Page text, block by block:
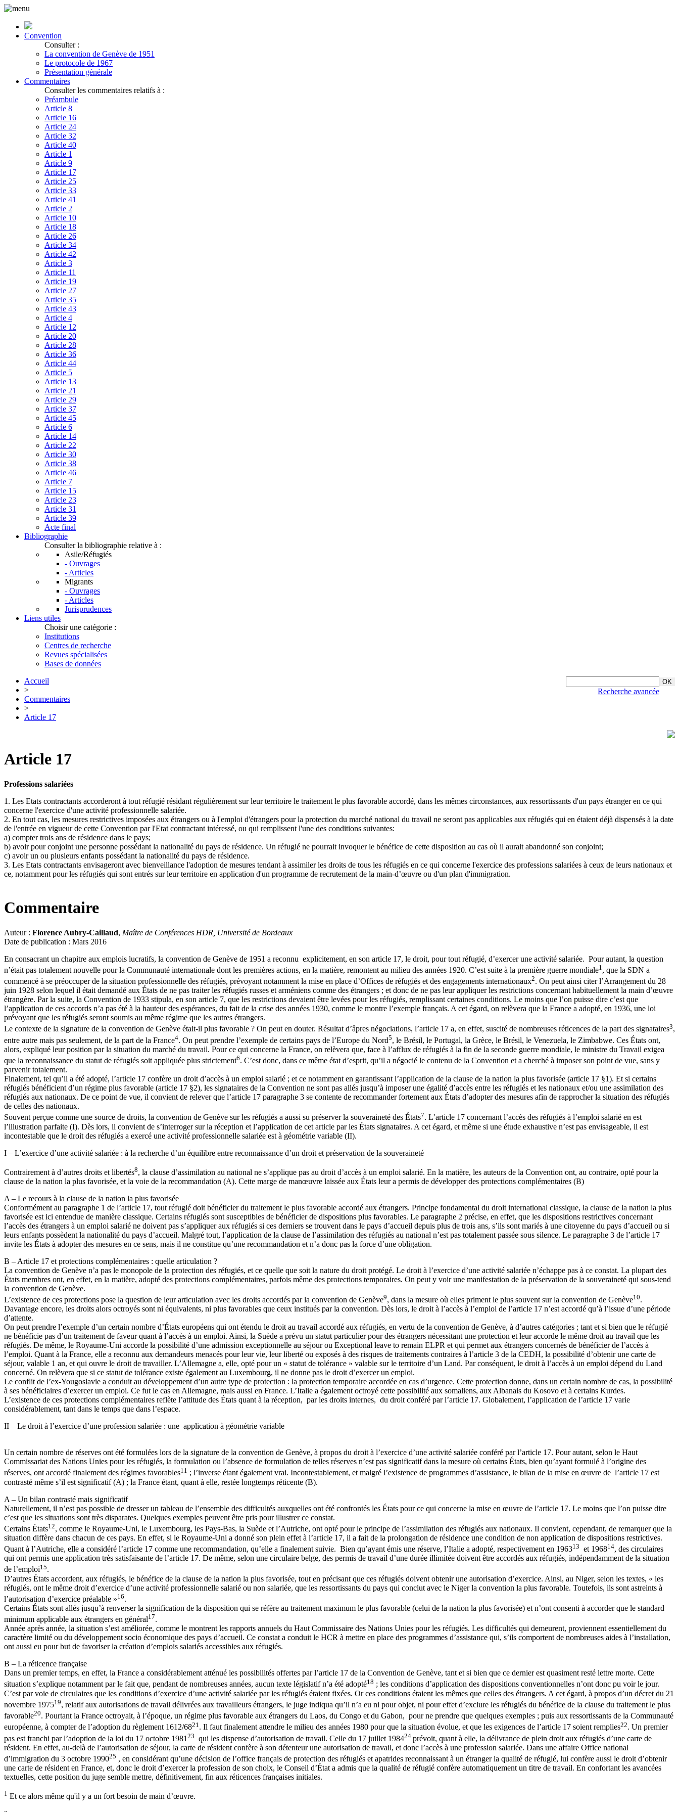
Convention
Consulter :
La convention de Genève de 1951
Le protocole de 1967
Présentation générale
Commentaires
Consulter les commentaires relatifs à :
Préambule
Article 8
Article 16
Article 24
Article 32
Article 40
Article 1
Article 9
Article 17
Article 25
Article 33
Article 41
Article 2
Article 10
Article 18
Article 26
Article 34
Article 42
Article 3
Article 11
Article 19
Article 27
Article 35
Article 43
Article 4
Article 12
Article 20
Article 28
Article 36
Article 44
Article 5
Article 13
Article 21
Article 29
Article 37
Article 45
Article 6
Article 14
Article 22
Article 30
Article 38
Article 46
Article 7
Article 15
Article 23
Article 31
Article 39
Acte final
Bibliographie
Consulter la bibliographie relative à :
Asile/Réfugiés
- Ouvrages
- Articles
Migrants
- Ouvrages
- Articles
Jurisprudences
Liens utiles
Choisir une catégorie :
Institutions
Centres de recherche
Revues spécialisées
Bases de données
Recherche avancée
Accueil
>
Commentaires
>
Article 17
Article 17
Professions salariées
1. Les Etats contractants accorderont à tout réfugié résidant régulièrement sur leur territoire le traitement le plus favorable accordé, dans les mêmes circonstances, aux ressortissants d'un pays étranger en ce qui
concerne l'exercice d'une activité professionnelle salariée.
2. En tout cas, les mesures restrictives imposées aux étrangers ou à l'emploi d'étrangers pour la protection du marché national du travail ne seront pas applicables aux réfugiés qui en étaient déjà dispensés à la date
de l'entrée en vigueur de cette Convention par l'Etat contractant intéressé, ou qui remplissent l'une des conditions suivantes:
a) compter trois ans de résidence dans le pays;
b) avoir pour conjoint une personne possédant la nationalité du pays de résidence. Un réfugié ne pourrait invoquer le bénéfice de cette disposition au cas où il aurait abandonné son conjoint;
c) avoir un ou plusieurs enfants possédant la nationalité du pays de résidence.
3. Les Etats contractants envisageront avec bienveillance l'adoption de mesures tendant à assimiler les droits de tous les réfugiés en ce qui concerne l'exercice des professions salariées à ceux de leurs nationaux et
ce, notamment pour les réfugiés qui sont entrés sur leur territoire en application d'un programme de recrutement de la main-d’œuvre ou d'un plan d'immigration.
Commentaire
Auteur : Florence Aubry-Caillaud, Maître de Conférences HDR, Université de Bordeaux
Date de publication : Mars 2016
En consacrant un chapitre aux emplois lucratifs, la convention de Genève de 1951 a reconnu explicitement, en son article 17, le droit, pour tout réfugié, d’exercer une activité salariée. Pour autant, la question
n’était pas totalement nouvelle pour la Communauté internationale dont les premières actions, en la matière, remontent au milieu des années 1920. C’est suite à la première guerre mondiale1 , que la SDN a
commencé à se préoccuper de la situation professionnelle des réfugiés, prévoyant notamment la mise en place d’Offices de réfugiés et des engagements internationaux2. On peut ainsi citer l’Arrangement du 28
juin 1928 selon lequel il était demandé aux États de ne pas traiter les réfugiés russes et arméniens comme des étrangers ; et donc de ne pas leur appliquer les restrictions concernant habituellement la main d’œuvre
étrangère. Par la suite, la Convention de 1933 stipula, en son article 7, que les restrictions devaient être levées pour les réfugiés, remplissant certaines conditions. Le moins que l’on puisse dire c’est que
l’application de ces accords n’a pas été à la hauteur des espérances, du fait de la crise des années 1930, comme le montre l’exemple français. A cet égard, on relèvera que la France a adopté, en 1936, une loi
prévoyant que les réfugiés seront soumis au même régime que les autres étrangers.
Le contexte de la signature de la convention de Genève était-il plus favorable ? On peut en douter. Résultat d’âpres négociations, l’article 17 a, en effet, suscité de nombreuses réticences de la part des signataires3,
entre autre mais pas seulement, de la part de la France4. On peut prendre l’exemple de certains pays de l’Europe du Nord5, le Brésil, le Portugal, la Grèce, le Brésil, le Venezuela, le Zimbabwe. Ces États ont,
alors, expliqué leur position par la situation du marché du travail. Pour ce qui concerne la France, on relèvera que, face à l’afflux de réfugiés à la fin de la seconde guerre mondiale, le ministre du Travail exigea
que la reconnaissance du statut de réfugiés soit appliquée plus strictement6. C’est donc, dans ce même état d’esprit, qu’il a négocié le contenu de la Convention et a cherché à imposer son point de vue, sans y
parvenir totalement.
Finalement, tel qu’il a été adopté, l’article 17 confère un droit d’accès à un emploi salarié ; et ce notamment en garantissant l’application de la clause de la nation la plus favorisée (article 17 §1). Et si certains
réfugiés bénéficient d’un régime plus favorable (article 17 §2), les signataires de la Convention ne sont pas allés jusqu’à imposer une égalité d’accès entre les réfugiés et les nationaux et/ou une assimilation des
réfugiés aux nationaux. De ce point de vue, il convient de relever que l’article 17 paragraphe 3 se contente de recommander fortement aux États d’adopter des mesures afin de rapprocher la situation des réfugiés
de celles des nationaux.
Souvent perçue comme une source de droits, la convention de Genève sur les réfugiés a aussi su préserver la souveraineté des États7. L’article 17 concernant l’accès des réfugiés à l’emploi salarié en est
l’illustration parfaite (I). Dès lors, il convient de s’interroger sur la réception et l’application de cet article par les États signataires. A cet égard, et même si une étude exhaustive n’est pas envisageable, il est
incontestable que le droit des réfugiés a exercé une activité professionnelle salariée est à géométrie variable (II).
I – L’exercice d’une activité salariée : à la recherche d’un équilibre entre reconnaissance d’un droit et préservation de la souveraineté
Contrairement à d’autres droits et libertés8, la clause d’assimilation au national ne s’applique pas au droit d’accès à un emploi salarié. En la matière, les auteurs de la Convention ont, au contraire, opté pour la
clause de la nation la plus favorisée, et la voie de la recommandation (A). Cette marge de manœuvre laissée aux États leur a permis de développer des protections complémentaires (B)
A – Le recours à la clause de la nation la plus favorisée
Conformément au paragraphe 1 de l’article 17, tout réfugié doit bénéficier du traitement le plus favorable accordé aux étrangers. Principe fondamental du droit international classique, la clause de la nation la plus
favorisée est ici entendue de manière classique. Certains réfugiés sont susceptibles de bénéficier de dispositions plus favorables. Le paragraphe 2 précise, en effet, que les dispositions restrictives concernant
l’accès des étrangers à un emploi salarié ne doivent pas s’appliquer aux réfugiés si ces derniers se trouvent dans le pays d’accueil depuis plus de trois ans, s’ils sont mariés à une citoyenne du pays d’accueil ou si
leurs enfants pos­sèdent la nationalité du pays d’accueil. Malgré tout, l’application de la clause de l’assimilation des réfugiés au national n’est pas totalement passée sous silence. Le paragraphe 3 de l’article 17
invite les États à adopter des mesures en ce sens, mais il ne constitue qu’une recommandation et n’a donc pas la force d’une obligation.
B – Article 17 et protections complémentaires : quelle articulation ?
La convention de Genève n’a pas le monopole de la protection des réfugiés, et ce quelle que soit la nature du droit protégé. Le droit à l’exercice d’une activité salariée n’échappe pas à ce constat. La plupart des
États membres ont, en effet, en la matière, adopté des protections complémentaires, parfois même des protections temporaires. On peut y voir une manifestation de la préservation de la souveraineté qui sous-tend
la convention de Genève.
L’existence de ces protections pose la question de leur articulation avec les droits accordés par la convention de Genève9, dans la mesure où elles priment le plus souvent sur la convention de Genève10.
Davantage encore, les droits alors octroyés sont ni équivalents, ni plus favorables que ceux institués par la convention. Dès lors, le droit à l’accès à l’emploi de l’article 17 n’est accordé qu’à l’issue d’une période
d’attente.
On peut prendre l’exemple d’un certain nombre d’États européens qui ont étendu le droit au travail accordé aux réfugiés, en vertu de la convention de Genève, à d’autres catégories ; tant et si bien que le réfugié
ne bénéficie pas d’un traitement de faveur quant à l’accès à un emploi. Ainsi, la Suède a prévu un statut particulier pour des étrangers nécessitant une protection et leur accorde le même droit au travail que les
réfugiés. De même, le Royaume-Uni accorde la possibilité d’une admission exceptionnelle au séjour ou Exceptional leave to remain ELPR et qui permet aux étrangers concernés de bénéficier de l’accès à
l’emploi. Quant à la France, elle a reconnu aux demandeurs menacés pour leur vie, leur liberté ou exposés à des risques de traitements contraires à l’article 3 de la CEDH, la possibilité d’obtenir une carte de
séjour, valable 1 an, et qui ouvre le droit de travailler. L’Allemagne a, elle, opté pour un « statut de tolérance » valable sur le territoire d’un Land. Par conséquent, le droit à l’accès à un emploi dépend du Land
concerné. On relèvera que si ce statut de tolérance existe également au Luxembourg, il ne donne pas le droit d’exercer un emploi.
Le conflit de l’ex-Yougoslavie a conduit au développement d’un autre type de protection : la protection temporaire accordée en cas d’urgence. Cette protection donne, dans un certain nombre de cas, la possibilité
à ses bénéficiaires d’exercer un emploi. Ce fut le cas en Allemagne, mais aussi en France. L’Italie a également octroyé cette possibilité aux somaliens, aux Albanais du Kosovo et à certains Kurdes.
L’existence de ces protections complémentaires reflète l’attitude des États quant à la réception, par les droits internes, du droit conféré par l’article 17. Globalement, l’application de l’article 17 varie
considérablement, tant dans le temps que dans l’espace.
II – Le droit à l’exercice d’une profession salariée : une application à géométrie variable
Un certain nombre de réserves ont été formulées lors de la signature de la convention de Genève, à propos du droit à l’exercice d’une activité salariée conféré par l’article 17. Pour autant, selon le Haut
Commissariat des Nations Unies pour les réfugiés, la formulation ou l’absence de formulation de telles réserves n’est pas significatif dans la mesure où certains États, bien qu’ayant formulé à l’origine des
réserves, ont accordé finalement des régimes favorables11 ; l’inverse étant également vrai. Incontestablement, et malgré l’existence de programmes d’assistance, le bilan de la mise en œuvre de l’article 17 est
contrasté même s’il est significatif (A) ; la France étant, quant à elle, restée longtemps réticente (B).
A – Un bilan contrasté mais significatif
Naturellement, il n’est pas possible de dresser un tableau de l’ensemble des difficultés auxquelles ont été confrontés les États pour ce qui concerne la mise en œuvre de l’article 17. Le moins que l’on puisse dire
c’est que les situations sont très disparates. Quelques exemples peuvent être pris pour illustrer ce constat.
Certains États12, comme le Royaume-Uni, le Luxembourg, les Pays-Bas, la Suède et l’Autriche, ont opté pour le principe de l’assimilation des réfugiés aux nationaux. Il convient, cependant, de remarquer que la
situation diffère dans chacun de ces pays. En effet, si le Royaume-Uni a donné son plein effet à l’article 17, il a fait de la prolongation de résidence une condition de non application de dispositions restrictives.
Quant à l’Autriche, elle a considéré l’article 17 comme une recommandation, qu’elle a finalement suivie. Bien qu’ayant émis une réserve, l’Italie a adopté, respectivement en 196313 et 196814, des circulaires
qui ont permis une application très satisfaisante de l’article 17. De même, selon une circulaire belge, des permis de travail d’une durée illimitée doivent être accordés aux réfugiés, indépendamment de la situation
de l’emploi15.
D’autres États accordent, aux réfugiés, le bénéfice de la clause de la nation la plus favorisée, tout en précisant que ces réfugiés doivent obtenir une autorisation d’exercice. Ainsi, au Niger, selon les textes, « les
réfugiés, ont le même droit d’exercice d’une activité professionnelle salarié ou non salariée, que les ressortissants du pays qui conclut avec le Niger la convention la plus favorable. Toutefois, ils sont astreints à
l’autorisation d’exercice préalable »16.
Certains États sont allés jusqu’à renverser la signification de la disposition qui se réfère au traitement maximum le plus favorable (celui de la nation la plus favorisée) et n’ont consenti à accorder que le standard
minimum applicable aux étrangers en général17.
Année après année, la situation s’est améliorée, comme le montrent les rapports annuels du Haut Commissaire des Nations Unies pour les réfugiés. Les difficultés qui demeurent, proviennent essentiellement du
caractère limité ou du développement socio économique des pays d’accueil. Ce constat a conduit le HCR à mettre en place des programmes d’assistance qui, s’ils comportent de nombreuses aides à l’installation,
ont aussi eu pour but de favoriser la création d’emplois salariés accessibles aux réfugiés.
B – La réticence française
Dans un premier temps, en effet, la France a considérablement atténué les possibilités offertes par l’article 17 de la Convention de Genève, tant et si bien que ce dernier est quasiment resté lettre morte. Cette
situation s’explique notamment par le fait que, pendant de nombreuses années, aucun texte législatif n’a été adopté18 ; les conditions d’application des dispositions conventionnelles n’ont donc pu voir le jour.
C’est par voie de circulaires que les conditions d’exercice d’une activité salariée par les réfugiés étaient fixées. Or ces conditions étaient les mêmes que celles des étrangers. A cet égard, à propos d’un décret du 21
novembre 197519, relatif aux autorisations de travail délivrées aux travailleurs étrangers, le juge indiqua qu’il n’a eu ni pour objet, ni pour effet d’exclure les réfugiés du bénéfice de la clause du traitement le plus
favorable20. Pourtant la France octroyait, à l’époque, un régime plus favorable aux étrangers du Laos, du Congo et du Gabon, pour ne prendre que quelques exemples ; puis aux ressortissants de la Communauté
européenne, à compter de l’adoption du règlement 1612/6821 . Il faut finalement attendre le milieu des années 1980 pour que la situation évolue, et que les exigences de l’article 17 soient remplies22. Un premier
pas est franchi par l’adoption de la loi du 17 octobre 1981 23 qui les dispense d’autorisation de travail. Celle du 17 juillet 198424 prévoit, quant à elle, la délivrance de plein droit aux réfugiés d’une carte de
résident. En effet, au-delà de l’autorisation de séjour, la carte de résident confère à son détenteur une autorisation de travail, et donc l’accès à une profession salariée. Dans une affaire Office national
d’immigration du 3 octobre 199025 , en considérant qu’une décision de l’office français de protection des réfugiés et apatrides reconnaissant à un étranger la qualité de réfugié, lui confère aussi le droit d’obtenir
une carte de résident en France, et, donc le droit d’exercer la profession de son choix, le Conseil d’État a admis que la qualité de réfugié confère automatiquement un titre de travail. En confortant les avancées
textuelles, cette position du juge semble mettre, définitivement, fin aux réticences françaises initiales.
1 Et ce alors même qu'il y a un fort besoin de main d’œuvre.